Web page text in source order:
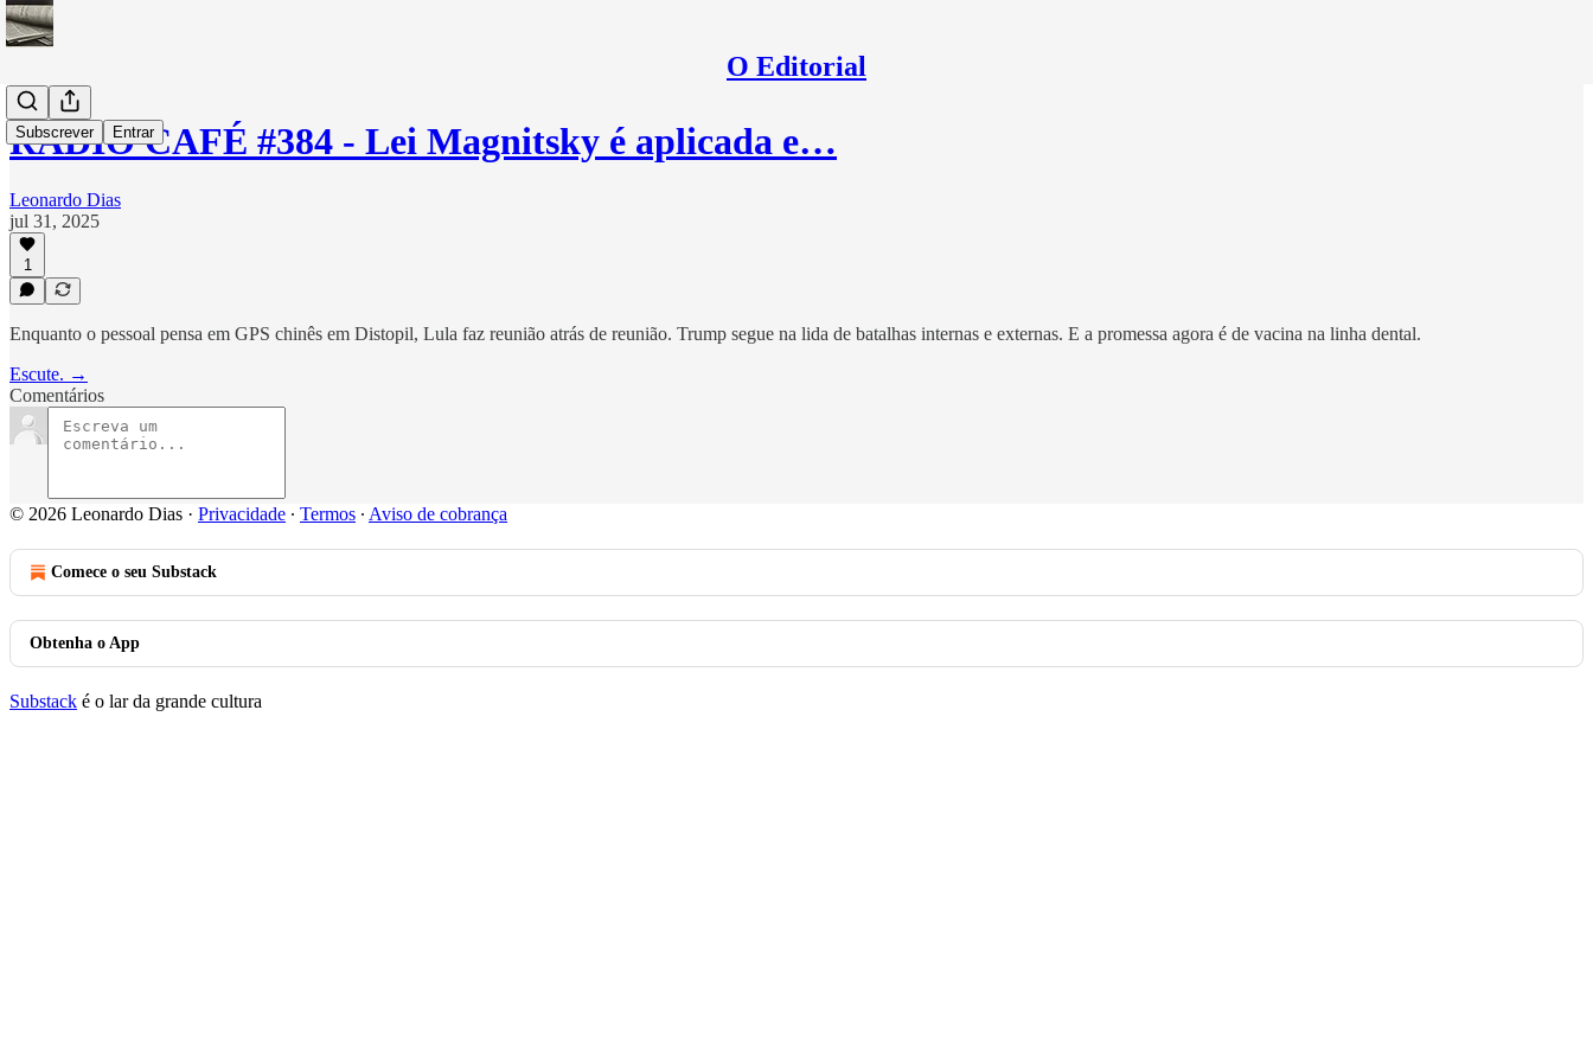
O Editorial
Subscrever Entrar
RÁDIO CAFÉ #384 - Lei Magnitsky é aplicada e…
Leonardo Dias
jul 31, 2025
1
Enquanto o pessoal pensa em GPS chinês em Distopil, Lula faz reunião atrás de reunião. Trump segue na lida de batalhas internas e externas. E a promessa agora é de vacina na linha dental.
Escute. →
Comentários
© 2026 Leonardo Dias · Privacidade ∙ Termos ∙ Aviso de cobrança
Comece o seu Substack
Obtenha o App
Substack é o lar da grande cultura